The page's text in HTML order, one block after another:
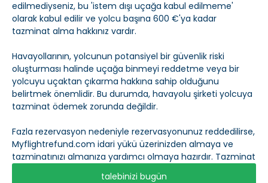
edilmediyseniz, bu 'istem dışı uçağa kabul edilmeme'
olarak kabul edilir ve yolcu başına 600 €'ya kadar
tazminat alma hakkınız vardır.
Havayollarının, yolcunun potansiyel bir güvenlik riski
oluşturması halinde uçağa binmeyi reddetme veya bir
yolcuyu uçaktan çıkarma hakkına sahip olduğunu
belirtmek önemlidir. Bu durumda, havayolu şirketi yolcuya
tazminat ödemek zorunda değildir.
Fazla rezervasyon nedeniyle rezervasyonunuz reddedilirse,
Myflightrefund.com idari yükü üzerinizden almaya ve
tazminatınızı almanıza yardımcı olmaya hazırdır. Tazminat
talebinizi bugün